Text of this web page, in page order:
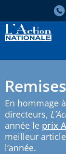
En hommage
directeurs,
année le prix
meilleur
l’année.